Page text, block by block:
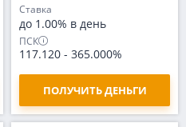
Ставка
до 1.00% в день
ПСК
117.120 - 365.000%
ПОЛУЧИТЬ ДЕНЬГИ